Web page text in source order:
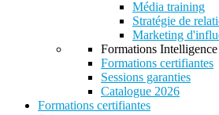
Média training
Stratégie de
Marketing
Formations
Formations certifiantes
Sessions garanties
Catalogue 2026
Formations certifiantes